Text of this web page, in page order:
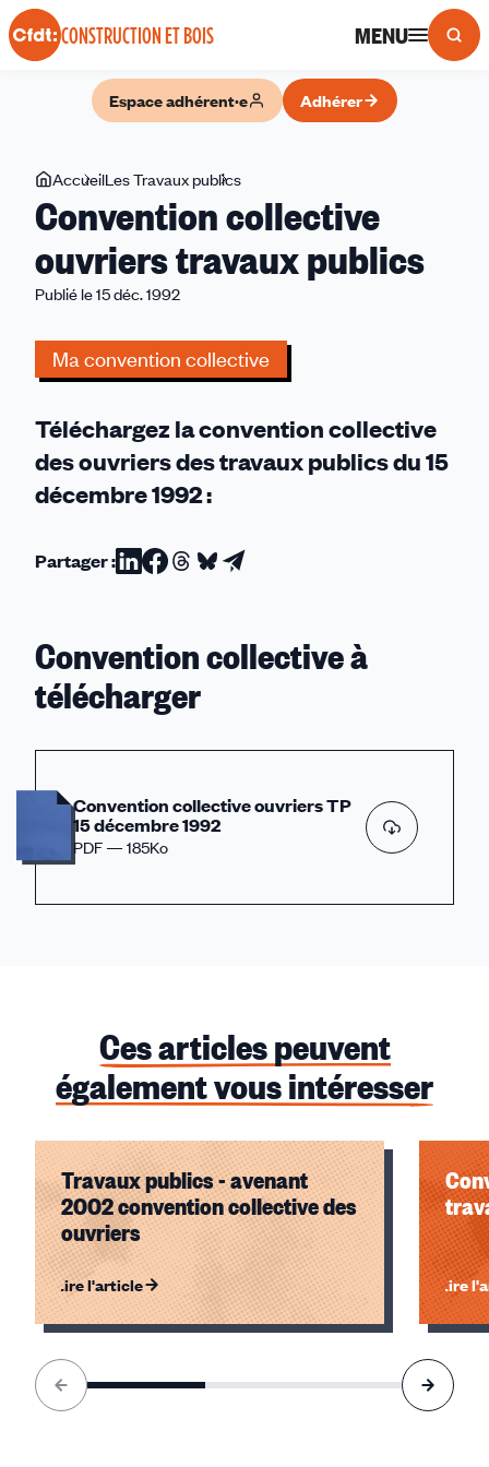
Panneau de gestion des cookies
CONSTRUCTION ET BOIS MENU
Espace adhérent·e Adhérer
Vous
êtes
ici
AccueilLes Travaux publics
collective
travaux
Convention collective
ouvriers travaux publics
Publié le 15 déc. 1992
Ma convention collective
Téléchargez la convention collective
des ouvriers des travaux publics du 15
décembre 1992 :
Partager :Partager
Linkedin
Partager
Facebook
Partager
Threads
Partager
Bluesky
Partager
email
Convention collective à
télécharger
Convention collective ouvriers TP
15 décembre 1992
PDF — 185Ko
Ces articles peuvent
également vous intéresser
Travaux publics - avenant
2002 convention collective des
ouvriers
Lire l'article Lire